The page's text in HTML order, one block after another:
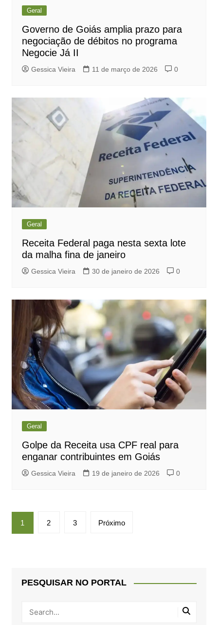
Geral
Governo de Goiás amplia prazo para
negociação de débitos no programa
Negocie Já II
Gessica Vieira 11 de março de 2026 0
Geral
Receita Federal paga nesta sexta lote
da malha fina de janeiro
Gessica Vieira 30 de janeiro de 2026 0
Geral
Golpe da Receita usa CPF real para
enganar contribuintes em Goiás
Gessica Vieira 19 de janeiro de 2026 0
Paginação
de
1 2 3 Próximo
PESQUISAR NO PORTAL